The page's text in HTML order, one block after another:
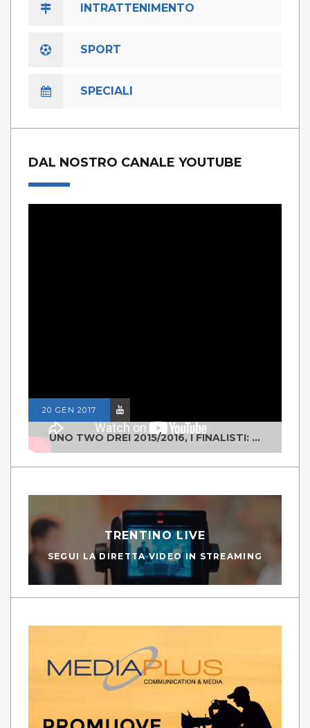
INTRATTENIMENTO
SPORT
SPECIALI
DAL NOSTRO CANALE YOUTUBE
20 GEN 2017
UNO TWO DREI 2015/2016, I FINALISTI: CLASSE IV ALS ISTITUTO "DEGASPERI" BORGO VALSUGANA
TRENTINO LIVE
SEGUI LA DIRETTA VIDEO IN STREAMING